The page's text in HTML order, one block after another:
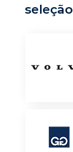
seleção